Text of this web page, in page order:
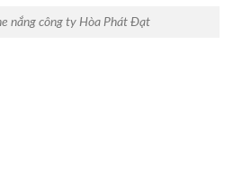
nắng công ty Hòa Phát Đạt